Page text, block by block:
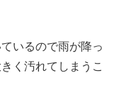
いるので雨が降っ
く汚れてしまうこ